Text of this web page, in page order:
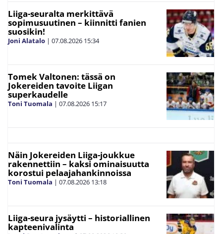
Liiga-seuralta merkittävä
sopimusuutinen – kiinnitti fanien
suosikin!
Joni Alatalo | 07.08.2026 15:34
Tomek Valtonen: tässä on
Jokereiden tavoite Liigan
superkaudelle
Toni Tuomala | 07.08.2026 15:17
Näin Jokereiden Liiga-joukkue
rakennettiin – kaksi ominaisuutta
korostui pelaajahankinnoissa
Toni Tuomala | 07.08.2026 13:18
Liiga-seura jysäytti – historiallinen
kapteenivalinta